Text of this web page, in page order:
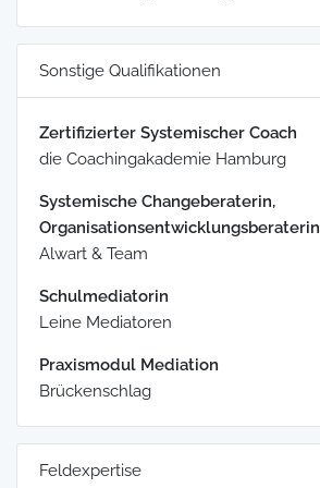
Sonstige Qualifikationen
Zertifizierter Systemischer Coach
die Coachingakademie Hamburg
Systemische Changeberaterin,
Organisationsentwicklungsberaterin
Alwart & Team
Schulmediatorin
Leine Mediatoren
Praxismodul Mediation
Brückenschlag
Feldexpertise